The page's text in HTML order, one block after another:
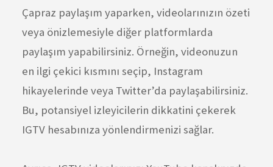
Çapraz paylaşım yaparken, videolarınızın özeti
veya önizlemesiyle diğer platformlarda
paylaşım yapabilirsiniz. Örneğin, videonuzun
en ilgi çekici kısmını seçip, Instagram
hikayelerinde veya Twitter’da paylaşabilirsiniz.
Bu, potansiyel izleyicilerin dikkatini çekerek
IGTV hesabınıza yönlendirmenizi sağlar.